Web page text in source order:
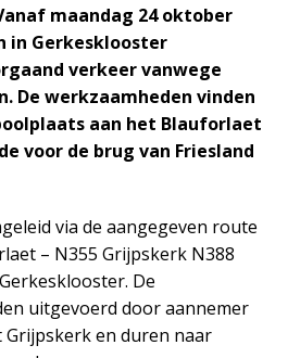
Vanaf maandag 24 oktober
in Gerkesklooster
verkeer vanwege
De werkzaamheden vinden
aan het Blauforlaet
voor de brug van Friesland
via de aangegeven route
– N355 Grijpskerk N388
De
uitgevoerd door aannemer
en duren naar